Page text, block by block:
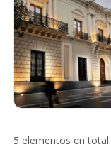
5 elementos en total: